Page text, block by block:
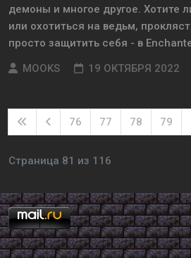
демоны и многое другое. Хотите
или охотиться на ведьм,
просто защитить себя - в
MOOKS
19 ОКТЯБРЯ 2022
76 77 78 79
Страница 81 из 116